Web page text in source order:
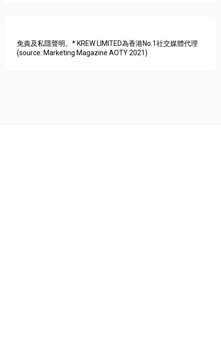
免責及私隱聲明。* KREW LIMITED為香港No.1社交媒體代理
(source: Marketing Magazine AOTY 2021)